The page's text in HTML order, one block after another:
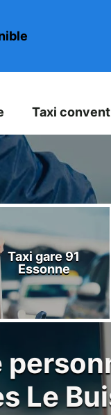
Taxi
Taxi gare 91
Essonne
Le